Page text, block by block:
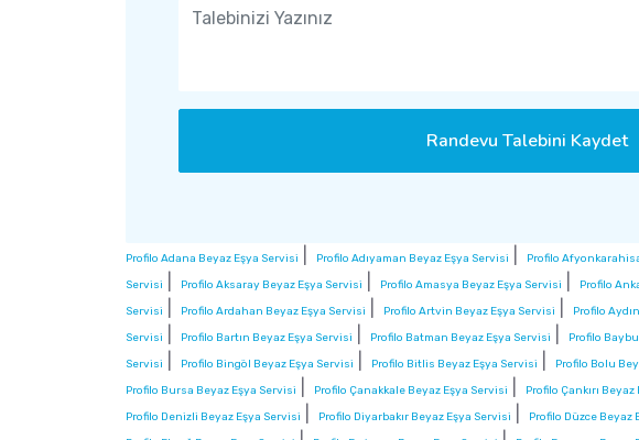
Randevu Talebini Kaydet
Profilo Adana Beyaz Eşya Servisi Profilo Adıyaman Beyaz Eşya Servisi Profilo
Servisi
Profilo Aksaray Beyaz Eşya Servisi Profilo Amasya Beyaz Eşya Servisi Profilo
Servisi
Profilo Ardahan Beyaz Eşya Servisi Profilo Artvin Beyaz Eşya Servisi Profilo
Servisi
Profilo Bartın Beyaz Eşya Servisi Profilo Batman Beyaz Eşya Servisi Profilo
Servisi
Profilo Bingöl Beyaz Eşya Servisi Profilo Bitlis Beyaz Eşya Servisi Profilo Bolu
Profilo Bursa Beyaz Eşya Servisi Profilo Çanakkale Beyaz Eşya Servisi Profilo Çankırı
Profilo Denizli Beyaz Eşya Servisi Profilo Diyarbakır Beyaz Eşya Servisi Profilo Düzce Beyaz